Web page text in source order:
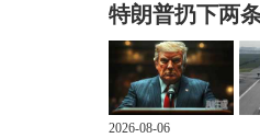
特朗普扔下两
2026-08-06